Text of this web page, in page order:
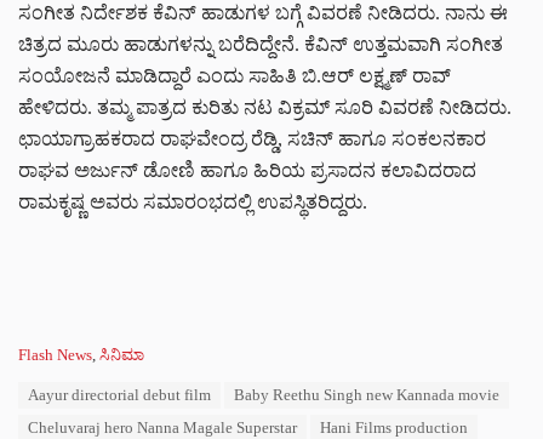
ಸಂಗೀತ ನಿರ್ದೇಶಕ ಕೆವಿನ್ ಹಾಡುಗಳ ಬಗ್ಗೆ ವಿವರಣೆ ನೀಡಿದರು. ನಾನು ಈ
ಚಿತ್ರದ ಮೂರು ಹಾಡುಗಳನ್ನು ಬರೆದಿದ್ದೇನೆ. ಕೆವಿನ್ ಉತ್ತಮವಾಗಿ ಸಂಗೀತ
ಸಂಯೋಜನೆ ಮಾಡಿದ್ದಾರೆ ಎಂದು ಸಾಹಿತಿ ಬಿ.ಆರ್ ಲಕ್ಷ್ಮಣ್ ರಾವ್
ಹೇಳಿದರು.‌ ತಮ್ಮ ಪಾತ್ರದ ಕುರಿತು ನಟ ವಿಕ್ರಮ್ ಸೂರಿ ವಿವರಣೆ ನೀಡಿದರು.
ಛಾಯಾಗ್ರಾಹಕರಾದ ರಾಘವೇಂದ್ರ ರೆಡ್ಡಿ, ಸಚಿನ್ ಹಾಗೂ ಸಂಕಲನಕಾರ
ರಾಘವ ಅರ್ಜುನ್ ಡೋಣಿ ಹಾಗೂ ಹಿರಿಯ ಪ್ರಸಾದನ ಕಲಾವಿದರಾದ
ರಾಮಕೃಷ್ಣ ಅವರು ಸಮಾರಂಭದಲ್ಲಿ ಉಪಸ್ಥಿತರಿದ್ದರು.
C
Flash News ಸಿನಿಮಾ
Aayur directorial debut film
Baby Reethu Singh new Kannada movie
Cheluvaraj hero Nanna Magale Superstar
Hani Films production